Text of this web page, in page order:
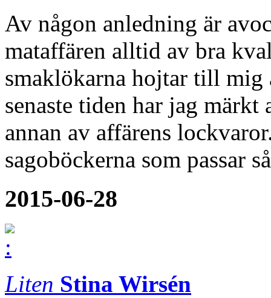
Av någon anledning är
mataffären alltid av bra
smaklökarna hojtar till mig
senaste tiden har jag
annan av affärens
sagoböckerna som
2015-06-28
Liten Stina Wirsén